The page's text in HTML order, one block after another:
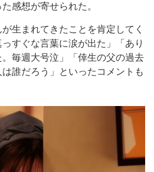
感想が寄せられた。
生まれてきたことを肯定してく
すぐな言葉に涙が出た」「あり
毎週大号泣」「倖生の父の過去
誰だろう」といったコメントも